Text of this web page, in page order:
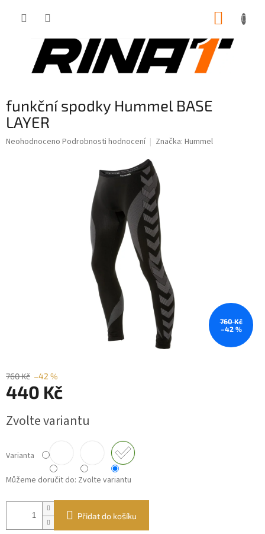
funkční spodky Hummel BASE
LAYER
Průměrné
Neohodnoceno Podrobnosti hodnocení Značka: Hummel
760 Kč
–42 %
760 Kč –42 %
440 Kč
cena:
Zvolte variantu
Varianta
Můžeme doručit do: Zvolte variantu
Přidat do košíku